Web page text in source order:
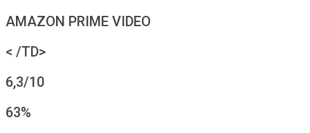
AMAZON PRIME VIDEO
< /TD>
6,3/10
63%